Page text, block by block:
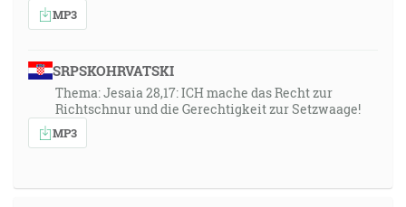
MP3
SRPSKOHRVATSKI
Thema: Jesaia 28,17: ICH mache das Recht zur
Richtschnur und die Gerechtigkeit zur Setzwaage!
MP3